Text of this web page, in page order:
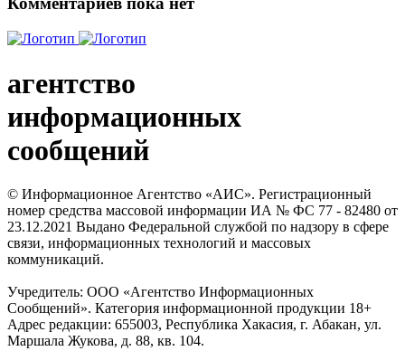
агентство
информационных
сообщений
© Информационное Агентство «АИС». Регистрационный
номер средства массовой информации ИА № ФС 77 - 82480 от
23.12.2021 Выдано Федеральной службой по надзору в сфере
связи, информационных технологий и массовых
коммуникаций.
Учредитель: ООО «Агентство Информационных
Сообщений». Категория информационной продукции 18+
Адрес редакции: 655003, Республика Хакасия, г. Абакан, ул.
Маршала Жукова, д. 88, кв. 104.